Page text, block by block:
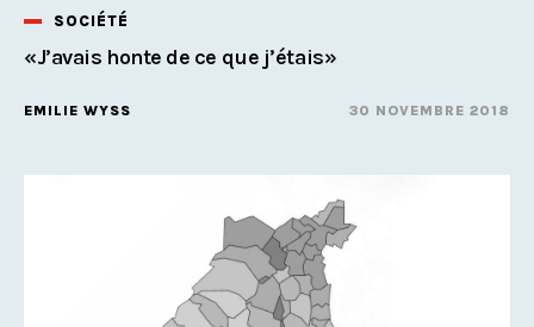
SOCIÉTÉ
«J’avais honte de ce que j’étais»
EMILIE WYSS 30 NOVEMBRE 2018